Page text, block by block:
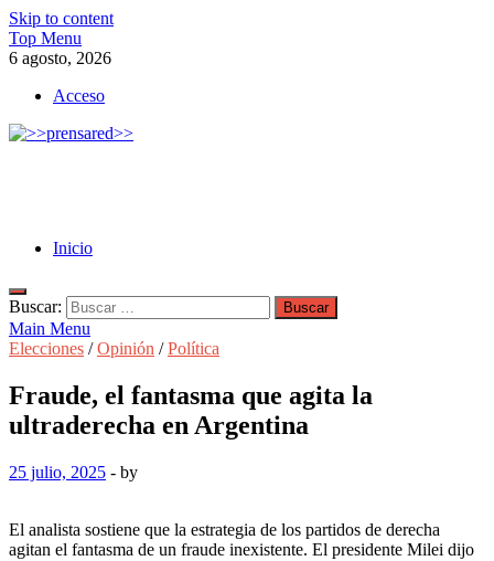
Skip to content
Top Menu
6 agosto, 2026
Acceso
Inicio
Buscar:
Main Menu
Elecciones /Opinión /Política
Fraude, el fantasma que agita la
ultraderecha en Argentina
25 julio, 2025 - by
El analista sostiene que la estrategia de los partidos de derecha
agitan el fantasma de un fraude inexistente. El presidente Milei dijo